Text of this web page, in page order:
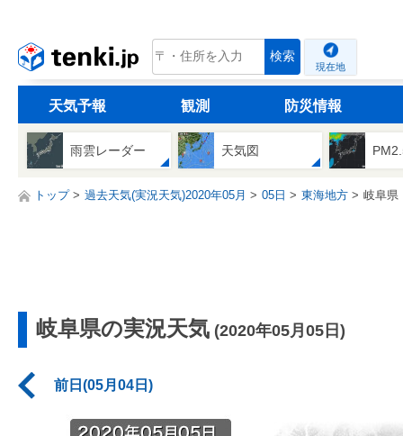
tenki.jp 検索
現在地
天気予報 観測 防災情報
雨雲レーダー 天気図
トップ 過去天気(実況天気)2020年05月 05日 東海地方 岐阜県
岐阜県の実況天気 (2020年05月05日)
前日(05月04日)